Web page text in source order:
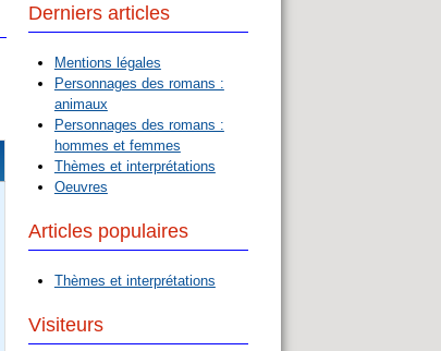
Derniers articles
Mentions légales
Personnages des romans :
animaux
Personnages des romans :
hommes et femmes
Thèmes et interprétations
Oeuvres
Articles populaires
Thèmes et interprétations
Visiteurs